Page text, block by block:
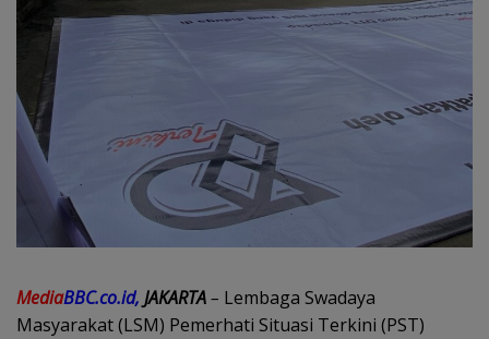
MediaBBC.co.id, JAKARTA– Lembaga Swadaya
Masyarakat (LSM) Pemerhati Situasi Terkini (PST)